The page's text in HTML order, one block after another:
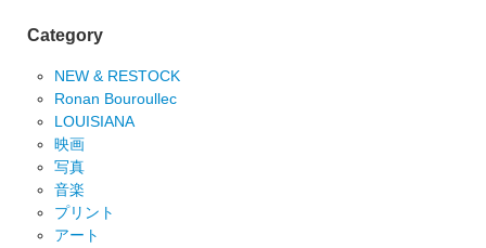
Category
NEW & RESTOCK
Ronan Bouroullec
LOUISIANA
映画
写真
音楽
プリント
アート